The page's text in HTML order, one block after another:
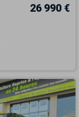
26 990 €